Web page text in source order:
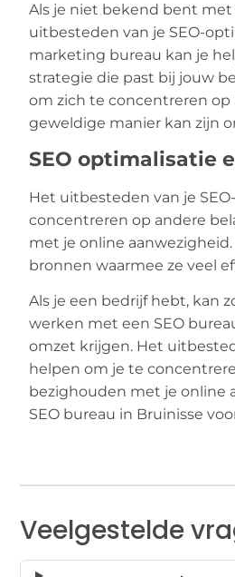
Als je niet bekend bent met
uitbesteden van je SEO-
marketing bureau kan je
strategie die past bij jouw
om zich te concentreren
geweldige manier kan zijn
SEO optimalisatie
Het uitbesteden van je
concentreren op andere
met je online
bronnen waarmee ze veel
Als je een bedrijf hebt, kan
werken met een SEO
omzet krijgen. Het
helpen om je te
bezighouden met je online
SEO bureau in Bruinisse
Veelgestelde